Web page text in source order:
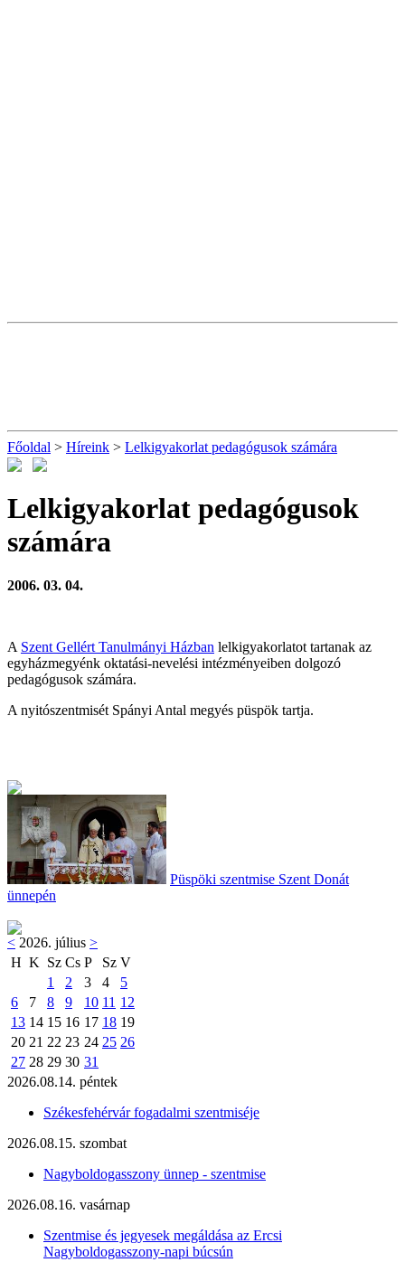
Főoldal > Híreink > Lelkigyakorlat pedagógusok számára
Lelkigyakorlat pedagógusok
számára
2006. 03. 04.
A Szent Gellért Tanulmányi Házban lelkigyakorlatot tartanak az
egyházmegyénk oktatási-nevelési intézményeiben dolgozó
pedagógusok számára.
A nyitószentmisét Spányi Antal megyés püspök tartja.
Püspöki szentmise Szent Donát
ünnepén
< 2026. július >
H K Sz Cs P Sz V
1
2 3 4
5
6
7 8 9 10 11 12
13 14 15 16 17 18 19
20 21 22 23 24 25 26
27 28 29 30 31
2026.08.14. péntek
Székesfehérvár fogadalmi szentmiséje
2026.08.15. szombat
Nagyboldogasszony ünnep - szentmise
2026.08.16. vasárnap
Szentmise és jegyesek megáldása az Ercsi
Nagyboldogasszony-napi búcsún